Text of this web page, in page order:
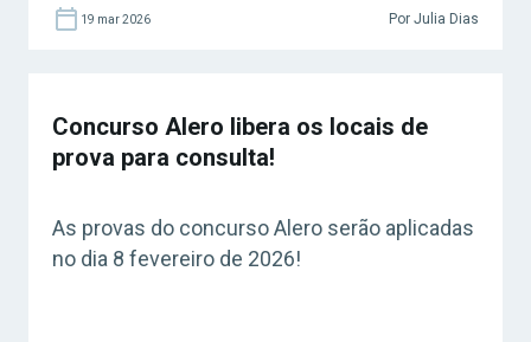
19 mar 2026 Por Julia Dias
Concurso Alero libera os locais de
prova para consulta!
As provas do concurso Alero serão aplicadas
no dia 8 fevereiro de 2026!